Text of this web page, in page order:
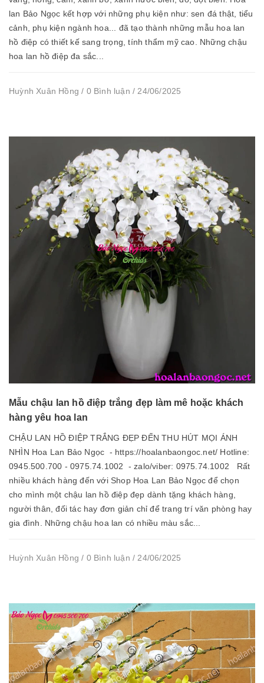
lan Bảo Ngọc kết hợp với những phụ kiện như: sen đá thật, tiểu
cảnh, phụ kiện ngành hoa... đã tạo thành những mẫu hoa lan
hồ điệp có thiết kế sang trọng, tính thẩm mỹ cao. Những chậu
hoa lan hồ điệp đa sắc...
Huỳnh Xuân Hồng / 0 Bình luận / 24/06/2025
Mẫu chậu lan hồ điệp trắng đẹp làm mê hoặc khách
hàng yêu hoa lan
CHẬU LAN HỒ ĐIỆP TRẮNG ĐẸP ĐẾN THU HÚT MỌI ÁNH
NHÌN Hoa Lan Bảo Ngọc - https://hoalanbaongoc.net/ Hotline:
0945.500.700 - 0975.74.1002 - zalo/viber: 0975.74.1002 Rất
nhiều khách hàng đến với Shop Hoa Lan Bảo Ngọc để chọn
cho mình một chậu lan hồ điệp đẹp dành tặng khách hàng,
người thân, đối tác hay đơn giản chỉ để trang trí văn phòng hay
gia đình. Những chậu hoa lan có nhiều màu sắc...
Huỳnh Xuân Hồng / 0 Bình luận / 24/06/2025